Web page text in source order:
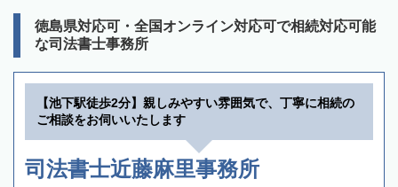
徳島県対応可・全国オンライン対応可で相続対応可能
な司法書士事務所
【池下駅徒歩2分】親しみやすい雰囲気で、丁寧に相続の
ご相談をお伺いいたします
司法書士近藤麻里事務所